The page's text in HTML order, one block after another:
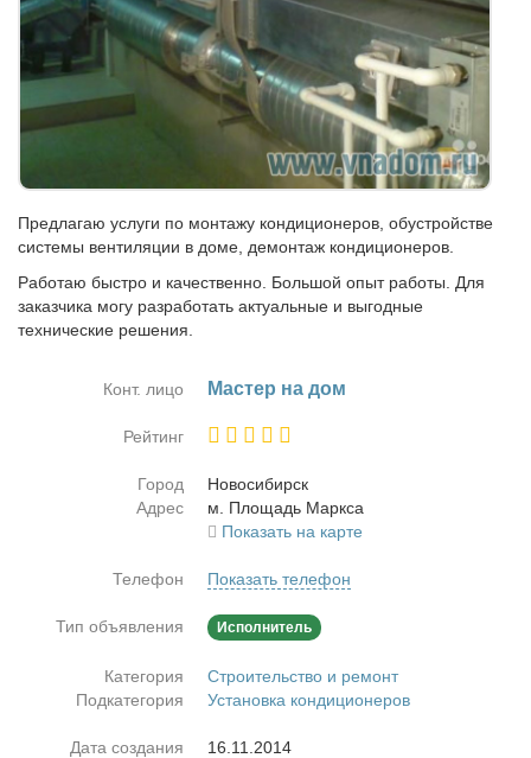
Предлагаю услуги по монтажу кондиционеров, обустройстве
системы вентиляции в доме, демонтаж кондиционеров.
Работаю быстро и качественно. Большой опыт работы. Для
заказчика могу разработать актуальные и выгодные
технические решения.
Конт. лицо Ма­стер на дом
Рейтинг
Город
Но­во­си­бирск
Адрес
м. Пло­щадь Марк­са
Показать на карте
Телефон Показать телефон
Тип объявления Исполнитель
Категория
Строительство и ремонт
Подкатегория
Установка кондиционеров
Дата создания
16.11.2014